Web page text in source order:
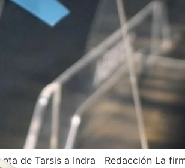
de Tarsis a Indra Redacción La